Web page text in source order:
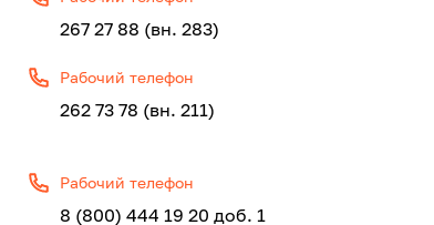
267 27 88 (вн. 283)
Рабочий телефон
262 73 78 (вн. 211)
Рабочий телефон
8 (800) 444 19 20 доб. 1